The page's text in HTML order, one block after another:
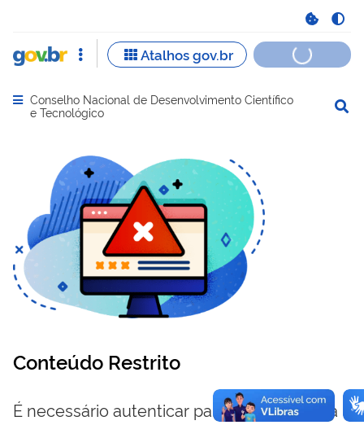
Abrir menu principal de navegação
Conselho Nacional de Desenvolvimento Científico
e Tecnológico
Conteúdo Restrito
É necessário autenticar para visualizar essa